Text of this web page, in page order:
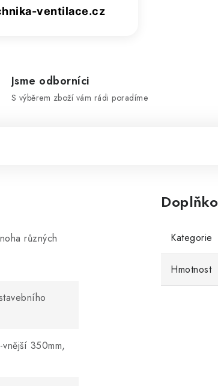
ventilace.cz
Jsme odborníci
S výběrem zboží vám rádi poradíme
různých
350mm,
Kategorie
Hmotnost